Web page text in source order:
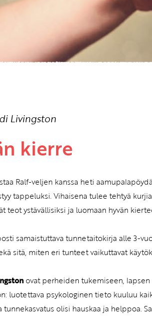
Livingston
kierre
Ralf-veljen kanssa heti
tappeluksi. Vihaisena tulee tehtyä
teot ystävällisiksi ja luomaan hyvän
samaistuttava tunnetaitokirja alle 3-
sitä, miten eri tunteet vaikuttavat
ovat perheiden tukemiseen,
luotettava psykologinen tieto kuuluu
tunnekasvatus olisi hauskaa ja helppoa.